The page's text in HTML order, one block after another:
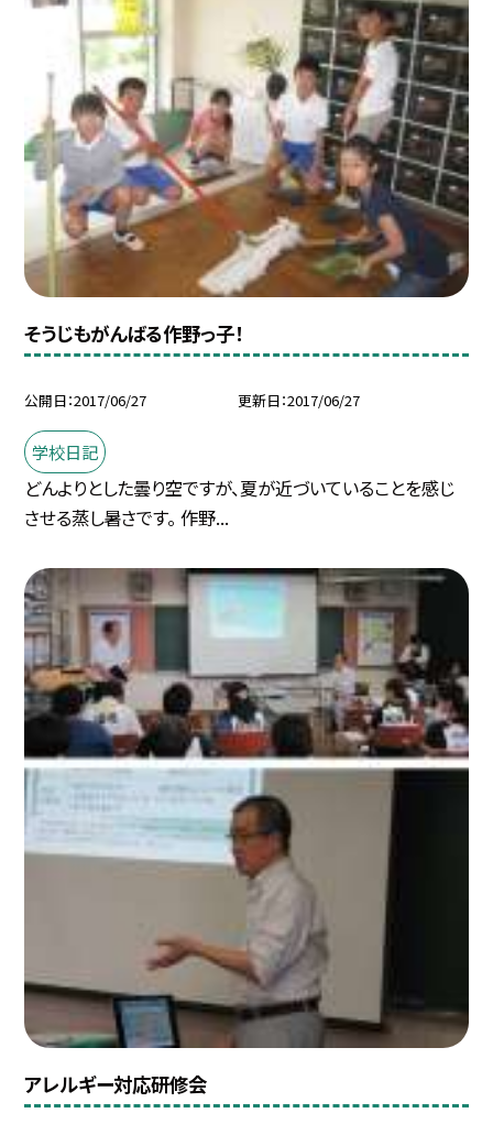
そうじもがんばる作野っ子！
公開日 2017/06/27 更新日 2017/06/27
学校日記
どんよりとした曇り空ですが、夏が近づいていることを感じ
させる蒸し暑さです。 作野...
アレルギー対応研修会